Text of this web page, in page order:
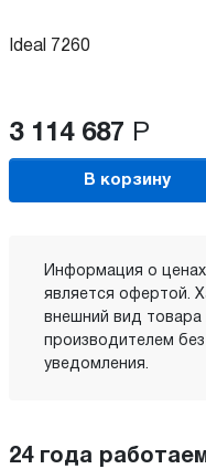
Ideal 7260
3 114 687 Р
В корзину
Информация о
является офертой.
внешний вид
производителем
уведомления.
24 года